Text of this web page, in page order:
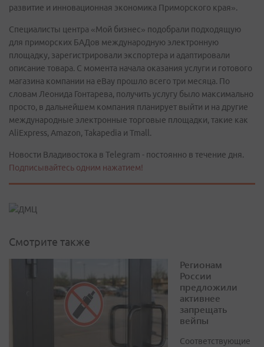
развитие и инновационная экономика Приморского края».
Специалисты центра «Мой бизнес» подобрали подходящую
для приморских БАДов международную электронную
площадку, зарегистрировали экспортера и адаптировали
описание товара. С момента начала оказания услуги и готового
магазина компании на eBay прошло всего три месяца. По
словам Леонида Гонтарева, получить услугу было максимально
просто, в дальнейшем компания планирует выйти и на другие
международные электронные торговые площадки, такие как
AliExpress, Amazon, Takapedia и Tmall.
Новости Владивостока в Telegram - постоянно в течение дня.
Подписывайтесь одним нажатием!
Смотрите также
Регионам
России
предложили
активнее
запрещать
вейпы
Соответствующие